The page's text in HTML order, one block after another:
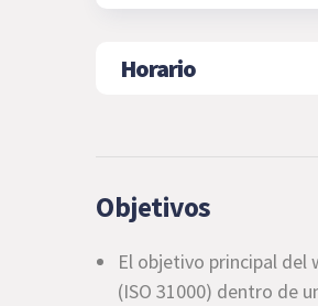
Horario
Objetivos
El objetivo principal del
(ISO 31000) dentro de